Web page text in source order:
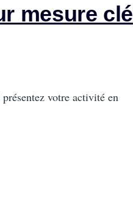
mesure clé
votre activité en